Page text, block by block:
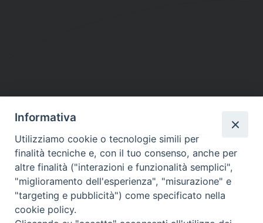
DIOCESI SUBURBICARIA DI ALBANO
Contatti:Tel.: 06.93268401 - Fax.: 06.9323844
E-mail:curia@diocesidialbano.it
Orari: dal Lunedì al Venerdì Ore: 9:00 - 13:00
Informativa
Utilizziamo cookie o tecnologie simili per
finalità tecniche e, con il tuo consenso, anche per
altre finalità ("interazioni e funzionalità semplici",
"miglioramento dell'esperienza", "misurazione" e
"targeting e pubblicità") come specificato nella
cookie policy.